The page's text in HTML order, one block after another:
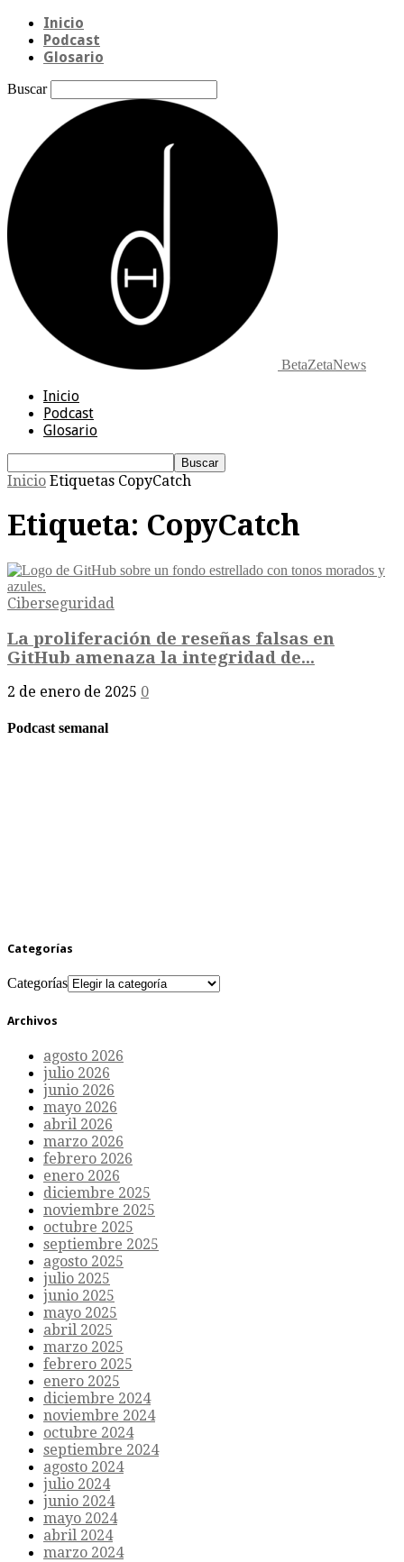
Inicio
Podcast
Glosario
Buscar
BetaZetaNews
Inicio
Podcast
Glosario
Inicio Etiquetas CopyCatch
Etiqueta: CopyCatch
Ciberseguridad
La proliferación de reseñas falsas en
GitHub amenaza la integridad de...
2 de enero de 2025 0
Podcast semanal
Categorías
Categorías
Archivos
agosto 2026
julio 2026
junio 2026
mayo 2026
abril 2026
marzo 2026
febrero 2026
enero 2026
diciembre 2025
noviembre 2025
octubre 2025
septiembre 2025
agosto 2025
julio 2025
junio 2025
mayo 2025
abril 2025
marzo 2025
febrero 2025
enero 2025
diciembre 2024
noviembre 2024
octubre 2024
septiembre 2024
agosto 2024
julio 2024
junio 2024
mayo 2024
abril 2024
marzo 2024